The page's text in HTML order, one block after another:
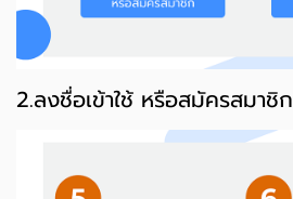
2.ลงชื่อเข้าใช้ หรือสมัครสมาชิก